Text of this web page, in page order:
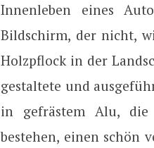
Innenleben eines
Bildschirm, der nicht,
Holzpflock in der
gestaltete und
in gefrästem Alu,
bestehen, einen schön